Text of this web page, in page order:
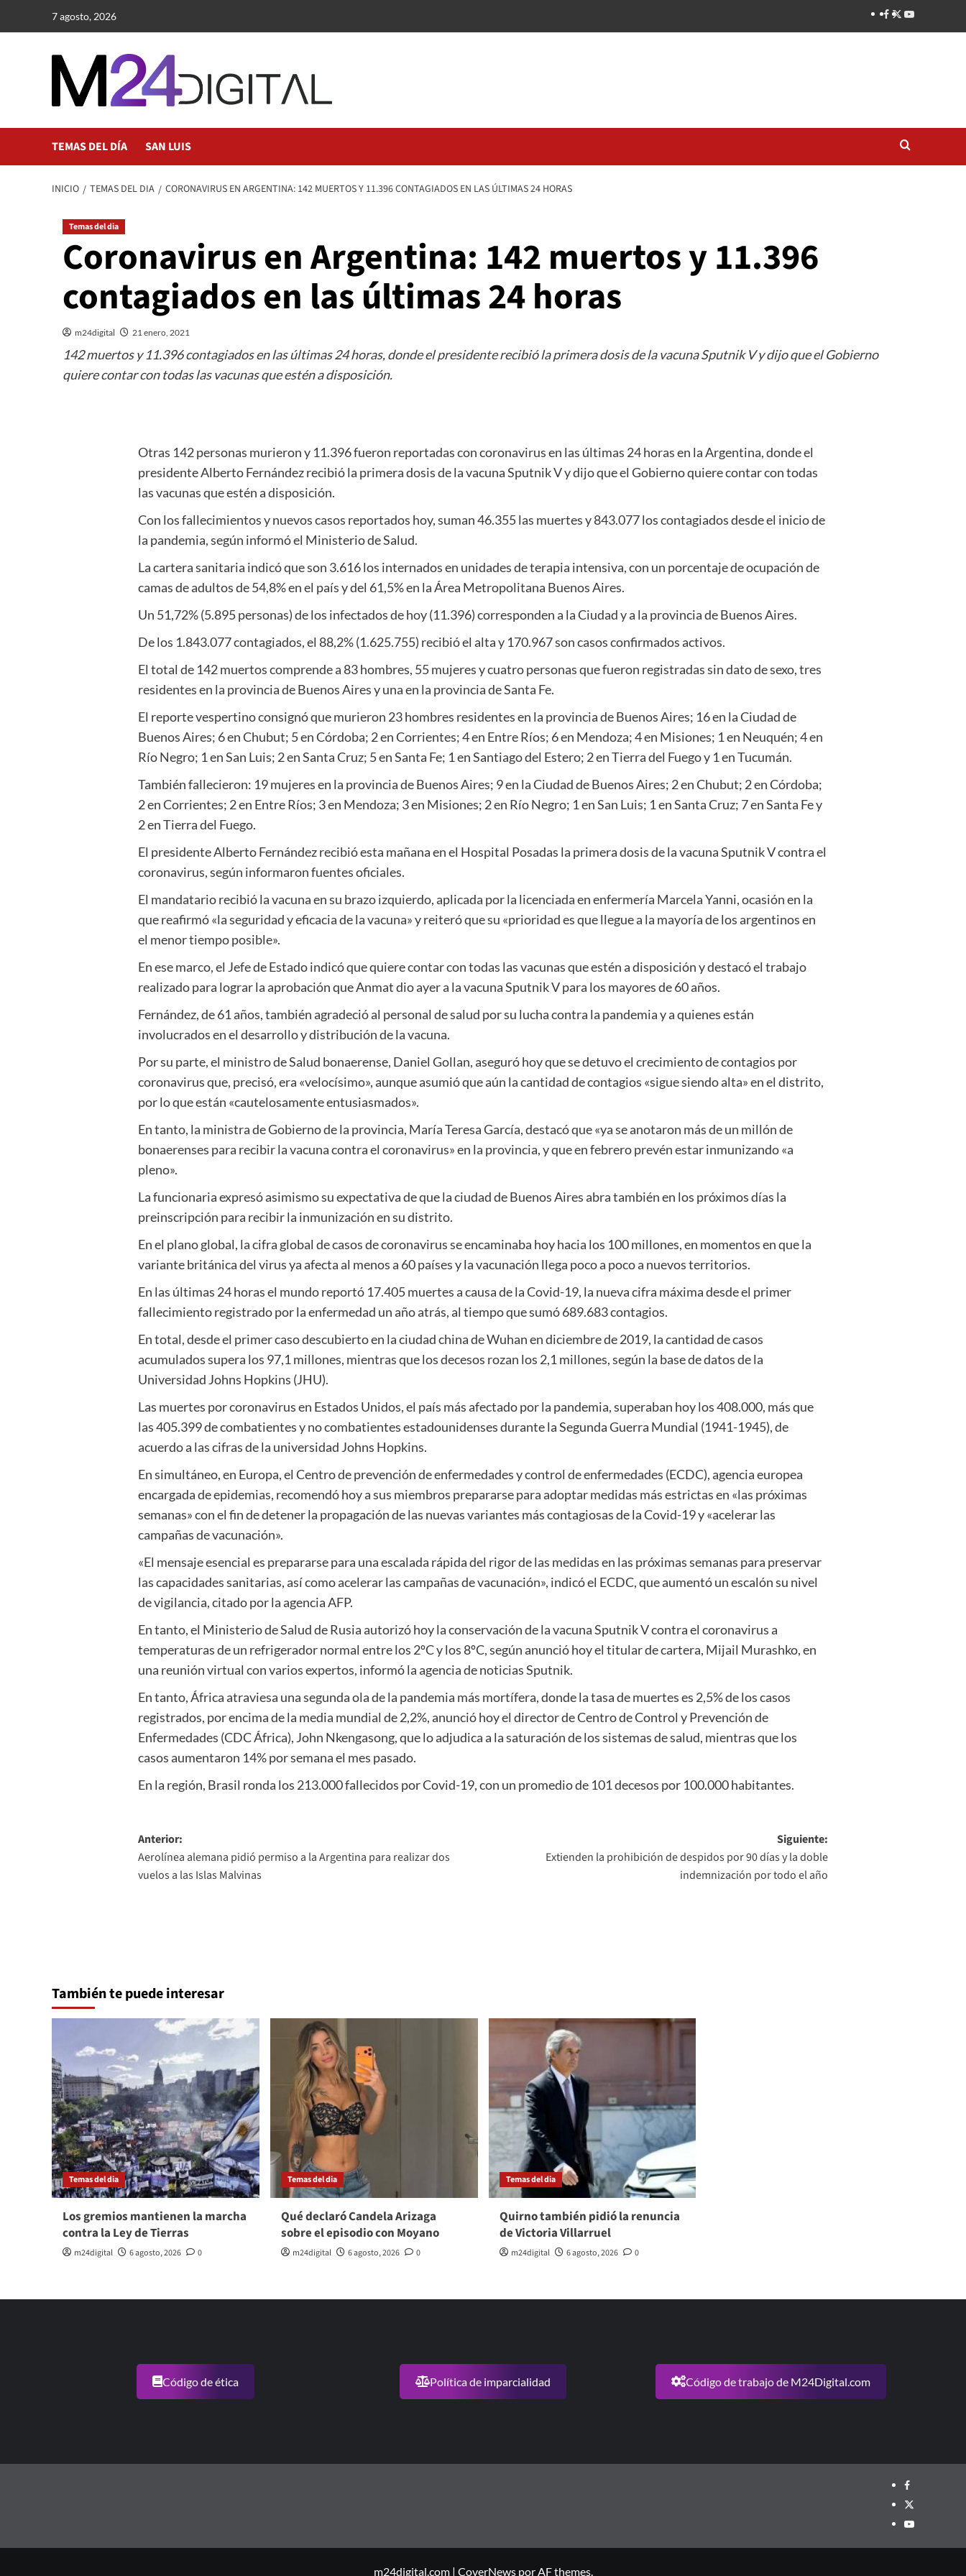
7 agosto, 2026
TEMAS DEL DÍA SAN LUIS
INICIO TEMAS DEL DIA CORONAVIRUS EN ARGENTINA: 142 MUERTOS Y 11.396 CONTAGIADOS EN LAS ÚLTIMAS 24 HORAS
Temas del dia
Coronavirus en Argentina: 142 muertos y 11.396
contagiados en las últimas 24 horas
m24digital 21 enero, 2021
142 muertos y 11.396 contagiados en las últimas 24 horas, donde el presidente recibió la primera dosis de la vacuna Sputnik V y dijo que el Gobierno
quiere contar con todas las vacunas que estén a disposición.
Otras 142 personas murieron y 11.396 fueron reportadas con coronavirus en las últimas 24 horas en la Argentina, donde el
presidente Alberto Fernández recibió la primera dosis de la vacuna Sputnik V y dijo que el Gobierno quiere contar con todas
las vacunas que estén a disposición.
Con los fallecimientos y nuevos casos reportados hoy, suman 46.355 las muertes y 843.077 los contagiados desde el inicio de
la pandemia, según informó el Ministerio de Salud.
La cartera sanitaria indicó que son 3.616 los internados en unidades de terapia intensiva, con un porcentaje de ocupación de
camas de adultos de 54,8% en el país y del 61,5% en la Área Metropolitana Buenos Aires.
Un 51,72% (5.895 personas) de los infectados de hoy (11.396) corresponden a la Ciudad y a la provincia de Buenos Aires.
De los 1.843.077 contagiados, el 88,2% (1.625.755) recibió el alta y 170.967 son casos confirmados activos.
El total de 142 muertos comprende a 83 hombres, 55 mujeres y cuatro personas que fueron registradas sin dato de sexo, tres
residentes en la provincia de Buenos Aires y una en la provincia de Santa Fe.
El reporte vespertino consignó que murieron 23 hombres residentes en la provincia de Buenos Aires; 16 en la Ciudad de
Buenos Aires; 6 en Chubut; 5 en Córdoba; 2 en Corrientes; 4 en Entre Ríos; 6 en Mendoza; 4 en Misiones; 1 en Neuquén; 4 en
Río Negro; 1 en San Luis; 2 en Santa Cruz; 5 en Santa Fe; 1 en Santiago del Estero; 2 en Tierra del Fuego y 1 en Tucumán.
También fallecieron: 19 mujeres en la provincia de Buenos Aires; 9 en la Ciudad de Buenos Aires; 2 en Chubut; 2 en Córdoba;
2 en Corrientes; 2 en Entre Ríos; 3 en Mendoza; 3 en Misiones; 2 en Río Negro; 1 en San Luis; 1 en Santa Cruz; 7 en Santa Fe y
2 en Tierra del Fuego.
El presidente Alberto Fernández recibió esta mañana en el Hospital Posadas la primera dosis de la vacuna Sputnik V contra el
coronavirus, según informaron fuentes oficiales.
El mandatario recibió la vacuna en su brazo izquierdo, aplicada por la licenciada en enfermería Marcela Yanni, ocasión en la
que reafirmó «la seguridad y eficacia de la vacuna» y reiteró que su «prioridad es que llegue a la mayoría de los argentinos en
el menor tiempo posible».
En ese marco, el Jefe de Estado indicó que quiere contar con todas las vacunas que estén a disposición y destacó el trabajo
realizado para lograr la aprobación que Anmat dio ayer a la vacuna Sputnik V para los mayores de 60 años.
Fernández, de 61 años, también agradeció al personal de salud por su lucha contra la pandemia y a quienes están
involucrados en el desarrollo y distribución de la vacuna.
Por su parte, el ministro de Salud bonaerense, Daniel Gollan, aseguró hoy que se detuvo el crecimiento de contagios por
coronavirus que, precisó, era «velocísimo», aunque asumió que aún la cantidad de contagios «sigue siendo alta» en el distrito,
por lo que están «cautelosamente entusiasmados».
En tanto, la ministra de Gobierno de la provincia, María Teresa García, destacó que «ya se anotaron más de un millón de
bonaerenses para recibir la vacuna contra el coronavirus» en la provincia, y que en febrero prevén estar inmunizando «a
pleno».
La funcionaria expresó asimismo su expectativa de que la ciudad de Buenos Aires abra también en los próximos días la
preinscripción para recibir la inmunización en su distrito.
En el plano global, la cifra global de casos de coronavirus se encaminaba hoy hacia los 100 millones, en momentos en que la
variante británica del virus ya afecta al menos a 60 países y la vacunación llega poco a poco a nuevos territorios.
En las últimas 24 horas el mundo reportó 17.405 muertes a causa de la Covid-19, la nueva cifra máxima desde el primer
fallecimiento registrado por la enfermedad un año atrás, al tiempo que sumó 689.683 contagios.
En total, desde el primer caso descubierto en la ciudad china de Wuhan en diciembre de 2019, la cantidad de casos
acumulados supera los 97,1 millones, mientras que los decesos rozan los 2,1 millones, según la base de datos de la
Universidad Johns Hopkins (JHU).
Las muertes por coronavirus en Estados Unidos, el país más afectado por la pandemia, superaban hoy los 408.000, más que
las 405.399 de combatientes y no combatientes estadounidenses durante la Segunda Guerra Mundial (1941-1945), de
acuerdo a las cifras de la universidad Johns Hopkins.
En simultáneo, en Europa, el Centro de prevención de enfermedades y control de enfermedades (ECDC), agencia europea
encargada de epidemias, recomendó hoy a sus miembros prepararse para adoptar medidas más estrictas en «las próximas
semanas» con el fin de detener la propagación de las nuevas variantes más contagiosas de la Covid-19 y «acelerar las
campañas de vacunación».
«El mensaje esencial es prepararse para una escalada rápida del rigor de las medidas en las próximas semanas para preservar
las capacidades sanitarias, así como acelerar las campañas de vacunación», indicó el ECDC, que aumentó un escalón su nivel
de vigilancia, citado por la agencia AFP.
En tanto, el Ministerio de Salud de Rusia autorizó hoy la conservación de la vacuna Sputnik V contra el coronavirus a
temperaturas de un refrigerador normal entre los 2ºC y los 8ºC, según anunció hoy el titular de cartera, Mijail Murashko, en
una reunión virtual con varios expertos, informó la agencia de noticias Sputnik.
En tanto, África atraviesa una segunda ola de la pandemia más mortífera, donde la tasa de muertes es 2,5% de los casos
registrados, por encima de la media mundial de 2,2%, anunció hoy el director de Centro de Control y Prevención de
Enfermedades (CDC África), John Nkengasong, que lo adjudica a la saturación de los sistemas de salud, mientras que los
casos aumentaron 14% por semana el mes pasado.
En la región, Brasil ronda los 213.000 fallecidos por Covid-19, con un promedio de 101 decesos por 100.000 habitantes.
Navegación
de
entradas
Anterior:
Aerolínea alemana pidió permiso a la Argentina para realizar dos
vuelos a las Islas Malvinas
Siguiente:
Extienden la prohibición de despidos por 90 días y la doble
indemnización por todo el año
También te puede interesar
Temas del dia
Los gremios mantienen la marcha
contra la Ley de Tierras
m24digital 6 agosto, 2026 0
Temas del dia
Qué declaró Candela Arizaga
sobre el episodio con Moyano
m24digital 6 agosto, 2026 0
Temas del dia
Quirno también pidió la renuncia
de Victoria Villarruel
m24digital 6 agosto, 2026 0
Código de ética Política de imparcialidad Código de trabajo de M24Digital.com
m24digital.com | CoverNewspor AF themes.